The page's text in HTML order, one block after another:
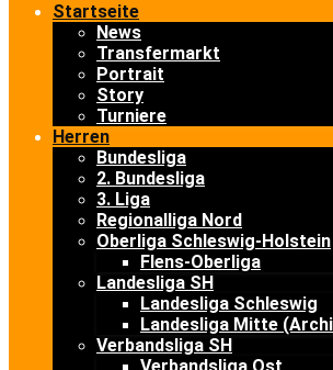
Startseite
News
Transfermarkt
Portrait
Story
Turniere
Herren
Bundesliga
2. Bundesliga
3. Liga
Regionalliga Nord
Oberliga Schleswig-Holstein
Flens-Oberliga
Landesliga SH
Landesliga Schleswig
Landesliga Mitte
Verbandsliga SH